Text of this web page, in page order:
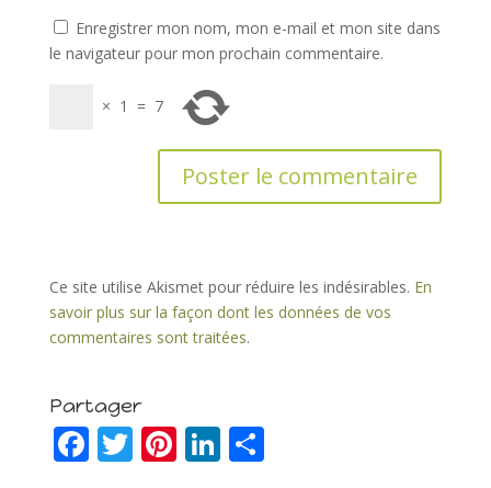
Enregistrer mon nom, mon e-mail et mon site dans
le navigateur pour mon prochain commentaire.
× 1 = 7
Ce site utilise Akismet pour réduire les indésirables. En
savoir plus sur la façon dont les données de vos
commentaires sont traitées.
Partager
F T Pi Li P